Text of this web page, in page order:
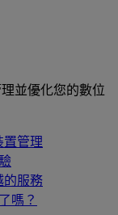
並優化您的數位
置管理
的服務
嗎？